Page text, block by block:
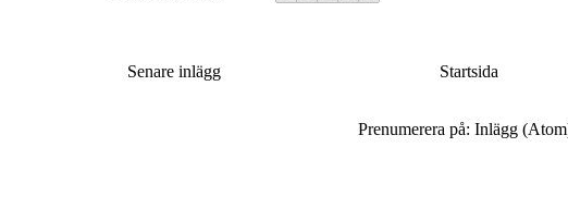
Senare inlägg Startsida
Prenumerera på: Inlägg